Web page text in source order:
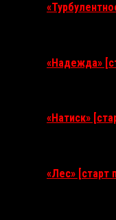
«Надежда»
«Натиск»
«Лес» [старт